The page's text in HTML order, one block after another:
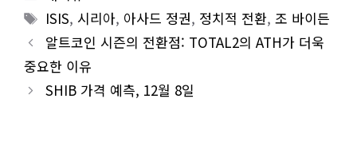
Tags
ISIS, 시리아, 아사드 정권, 정치적 전환,조 바이든
알트코인 시즌의 전환점: TOTAL2의 ATH가 더욱
중요한 이유
SHIB 가격 예측, 12월 8일